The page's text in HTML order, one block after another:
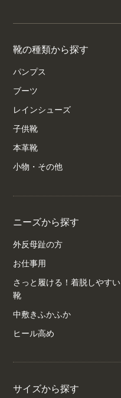
靴の種類から探す
パンプス
ブーツ
レインシューズ
子供靴
本革靴
小物・その他
ニーズから探す
外反母趾の方
お仕事用
さっと履ける！着脱しやすい
靴
中敷きふかふか
ヒール高め
サイズから探す